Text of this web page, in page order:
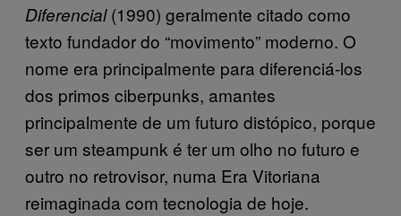
Diferencial(1990) geralmente citado como
texto fundador do “movimento” moderno. O
nome era principalmente para diferenciá-los
dos primos ciberpunks, amantes
principalmente de um futuro distópico, porque
ser um steampunk é ter um olho no futuro e
outro no retrovisor, numa Era Vitoriana
reimaginada com tecnologia de hoje.